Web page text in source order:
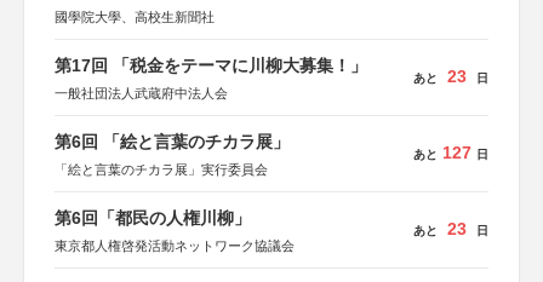
國學院大學、高校生新聞社
第17回 「税金をテーマに川柳大募集！」
一般社団法人武蔵府中法人会
あと 23 日
第6回 「絵と言葉のチカラ展」
「絵と言葉のチカラ展」実行委員会
あと 127 日
第6回「都民の人権川柳」
東京都人権啓発活動ネットワーク協議会
あと 23 日